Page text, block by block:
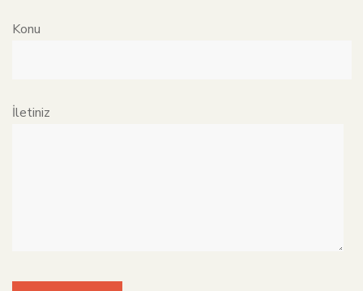
Konu
İletiniz